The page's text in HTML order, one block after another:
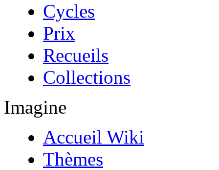
Cycles
Prix
Recueils
Collections
Imagine
Accueil Wiki
Thèmes